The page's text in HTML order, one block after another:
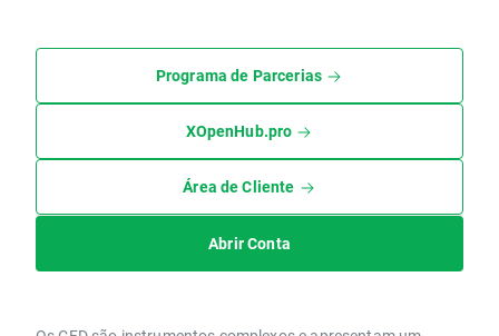
Programa de Parcerias
XOpenHub.pro
Área de Cliente
Abrir Conta